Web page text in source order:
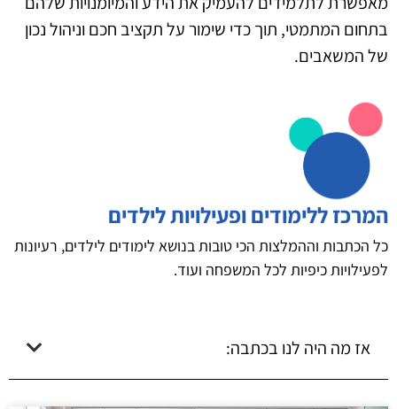
בתחום המתמטי, תוך כדי שימור על תקציב חכם וניהול נכון
של המשאבים.
המרכז ללימודים ופעילויות לילדים
כל הכתבות וההמלצות הכי טובות בנושא לימודים לילדים, רעיונות
לפעילויות כיפיות לכל המשפחה ועוד.
אז מה היה לנו בכתבה: